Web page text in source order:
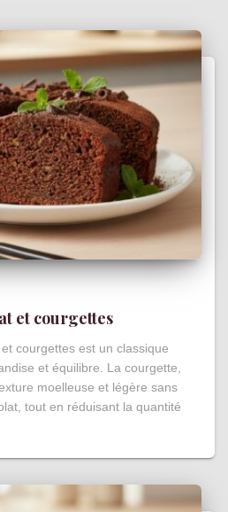
et courgettes
courgettes est un classique
et équilibre. La courgette,
moelleuse et légère sans
tout en réduisant la quantité